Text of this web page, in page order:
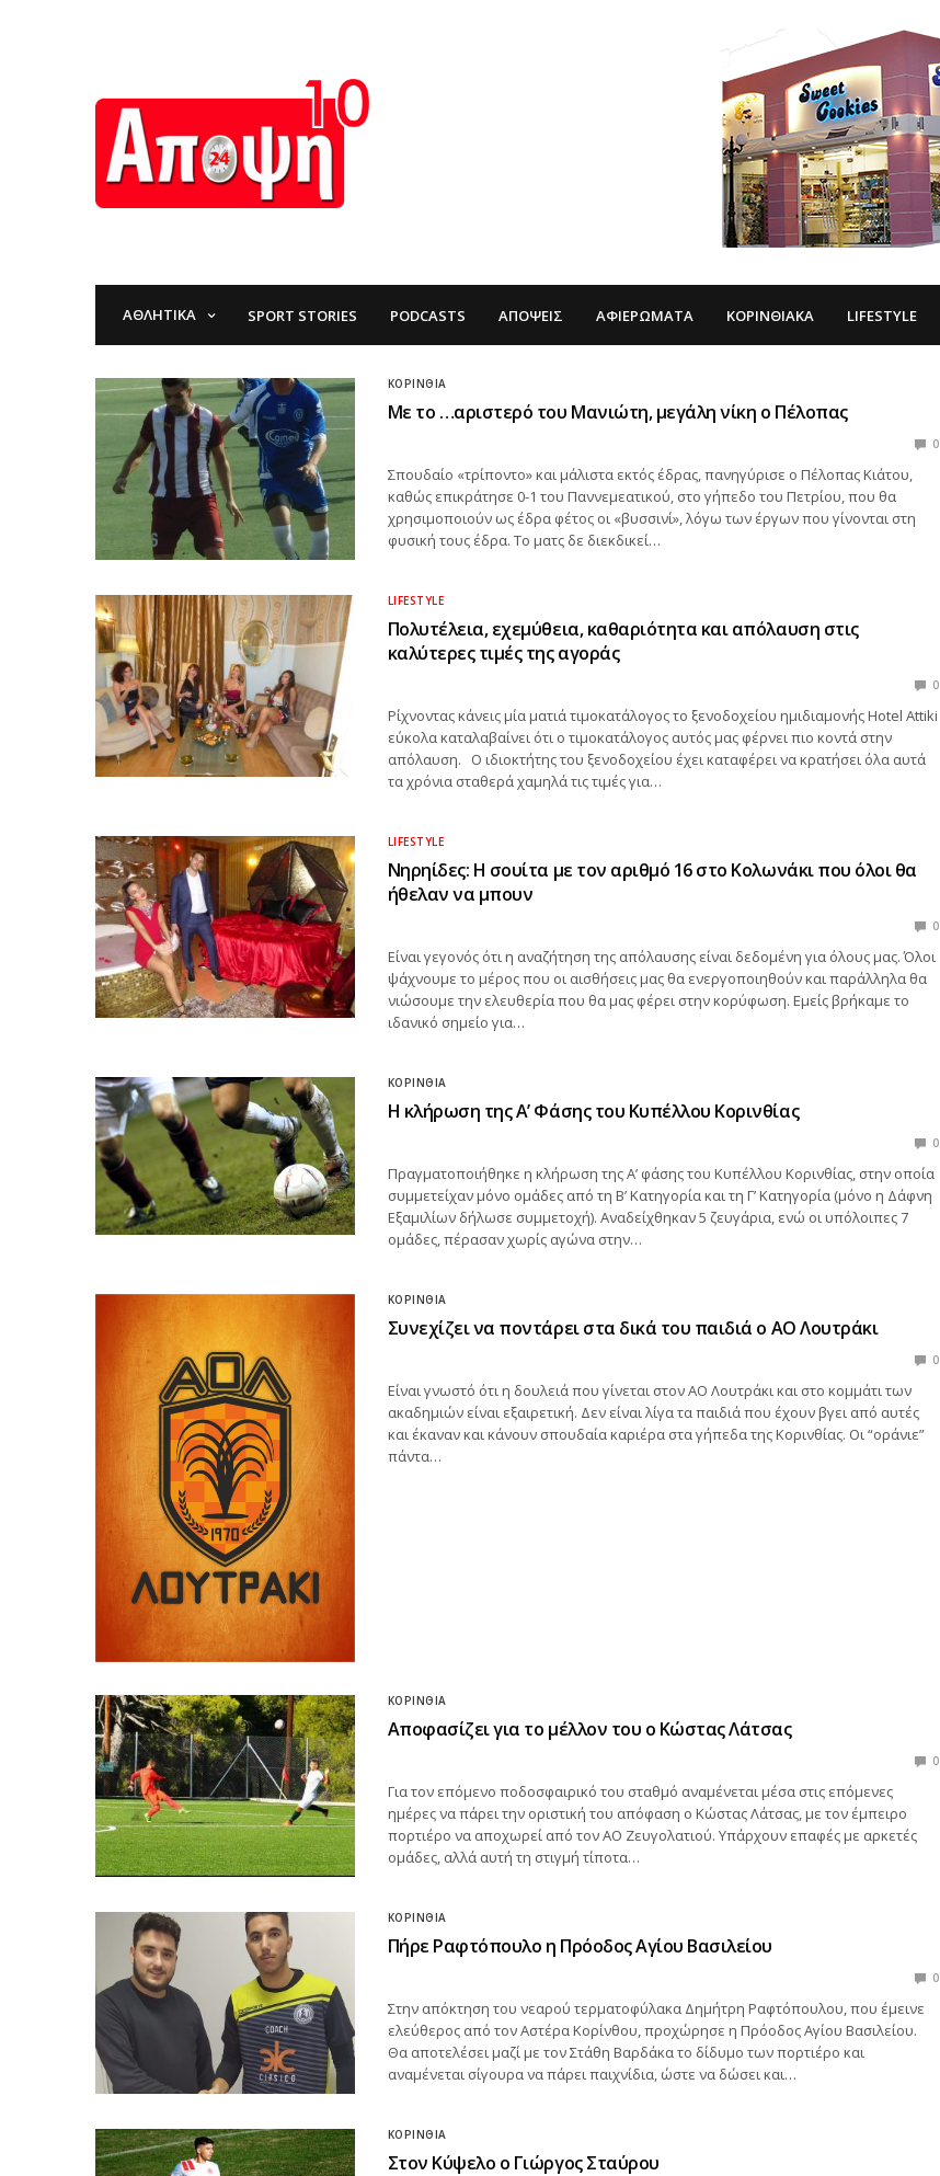
ΑΘΛΗΤΙΚΆ SPORT STORIES PODCASTS ΑΠΌΨΕΙΣ ΑΦΙΕΡΏΜΑΤΑ ΚΟΡΙΝΘΙΑΚΆ LIFESTYLE
ΚΟΡΙΝΘΊΑ
Με το …αριστερό του Μανιώτη, μεγάλη νίκη ο Πέλοπας
0
Σπουδαίο «τρίποντο» και μάλιστα εκτός έδρας, πανηγύρισε ο Πέλοπας Κιάτου,
καθώς επικράτησε 0-1 του Παννεμεατικού, στο γήπεδο του Πετρίου, που θα
χρησιμοποιούν ως έδρα φέτος οι «βυσσινί», λόγω των έργων που γίνονται στη
φυσική τους έδρα. Το ματς δε διεκδικεί…
LIFESTYLE
Πολυτέλεια, εχεμύθεια, καθαριότητα και απόλαυση στις
καλύτερες τιμές της αγοράς
0
Ρίχνοντας κάνεις μία ματιά τιμοκατάλογος το ξενοδοχείου ημιδιαμονής Hotel Attiki
εύκολα καταλαβαίνει ότι ο τιμοκατάλογος αυτός μας φέρνει πιο κοντά στην
απόλαυση. Ο ιδιοκτήτης του ξενοδοχείου έχει καταφέρει να κρατήσει όλα αυτά
τα χρόνια σταθερά χαμηλά τις τιμές για…
LIFESTYLE
Νηρηίδες: Η σουίτα με τον αριθμό 16 στο Κολωνάκι που όλοι θα
ήθελαν να μπουν
0
Είναι γεγονός ότι η αναζήτηση της απόλαυσης είναι δεδομένη για όλους μας. Όλοι
ψάχνουμε το μέρος που οι αισθήσεις μας θα ενεργοποιηθούν και παράλληλα θα
νιώσουμε την ελευθερία που θα μας φέρει στην κορύφωση. Εμείς βρήκαμε το
ιδανικό σημείο για…
ΚΟΡΙΝΘΊΑ
Η κλήρωση της Α’ Φάσης του Κυπέλλου Κορινθίας
0
Πραγματοποιήθηκε η κλήρωση της Α’ φάσης του Κυπέλλου Κορινθίας, στην οποία
συμμετείχαν μόνο ομάδες από τη Β’ Κατηγορία και τη Γ’ Κατηγορία (μόνο η Δάφνη
Εξαμιλίων δήλωσε συμμετοχή). Αναδείχθηκαν 5 ζευγάρια, ενώ οι υπόλοιπες 7
ομάδες, πέρασαν χωρίς αγώνα στην…
ΚΟΡΙΝΘΊΑ
Συνεχίζει να ποντάρει στα δικά του παιδιά ο ΑΟ Λουτράκι
0
Είναι γνωστό ότι η δουλειά που γίνεται στον ΑΟ Λουτράκι και στο κομμάτι των
ακαδημιών είναι εξαιρετική. Δεν είναι λίγα τα παιδιά που έχουν βγει από αυτές
και έκαναν και κάνουν σπουδαία καριέρα στα γήπεδα της Κορινθίας. Οι “οράνιε”
πάντα…
ΚΟΡΙΝΘΊΑ
Αποφασίζει για το μέλλον του ο Κώστας Λάτσας
0
Για τον επόμενο ποδοσφαιρικό του σταθμό αναμένεται μέσα στις επόμενες
ημέρες να πάρει την οριστική του απόφαση ο Κώστας Λάτσας, με τον έμπειρο
πορτιέρο να αποχωρεί από τον ΑΟ Ζευγολατιού. Υπάρχουν επαφές με αρκετές
ομάδες, αλλά αυτή τη στιγμή τίποτα…
ΚΟΡΙΝΘΊΑ
Πήρε Ραφτόπουλο η Πρόοδος Αγίου Βασιλείου
0
Στην απόκτηση του νεαρού τερματοφύλακα Δημήτρη Ραφτόπουλου, που έμεινε
ελεύθερος από τον Αστέρα Κορίνθου, προχώρησε η Πρόοδος Αγίου Βασιλείου.
Θα αποτελέσει μαζί με τον Στάθη Βαρδάκα το δίδυμο των πορτιέρο και
αναμένεται σίγουρα να πάρει παιχνίδια, ώστε να δώσει και…
ΚΟΡΙΝΘΊΑ
Στον Κύψελο ο Γιώργος Σταύρου